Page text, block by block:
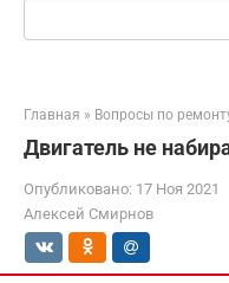
Главная » Вопросы по
Двигатель не
Опубликовано: 17 Ноя 2021
Алексей Смирнов